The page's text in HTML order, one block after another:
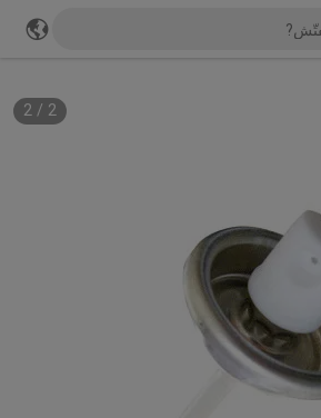
2
/
2